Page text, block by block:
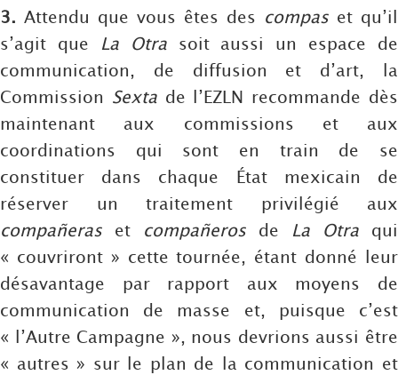
3. Attendu que vous êtes des compas et qu’il
s’agit que La Otrasoit aussi un espace de
communication, de diffusion et d’art, la
Commission Sextade l’EZLN recommande dès
maintenant aux commissions et aux
coordinations qui sont en train de se
constituer dans chaque État mexicain de
réserver un traitement privilégié aux
compañeras et compañeros de La Otra qui
« couvriront » cette tournée, étant donné leur
désavantage par rapport aux moyens de
communication de masse et, puisque c’est
« l’Autre Campagne », nous devrions aussi être
« autres » sur le plan de la communication et